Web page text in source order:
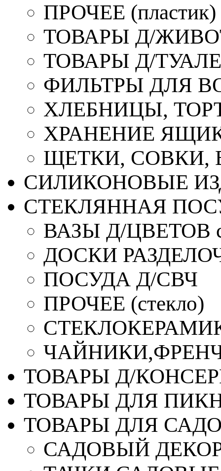
ПРОЧЕЕ (пластик)
ТОВАРЫ Д/
ТОВАРЫ Д/
ФИЛЬТРЫ ДЛЯ
ХЛЕБНИЦЫ,
ХРАНЕНИЕ
ЩЕТКИ, СОВКИ,
СИЛИКОНОВЫЕ
СТЕКЛЯННАЯ
ВАЗЫ Д/ЦВЕТОВ
ДОСКИ
ПОСУДА Д/СВЧ
ПРОЧЕЕ (стекло)
ТОВАРЫ Д/
ТОВАРЫ ДЛЯ
ТОВАРЫ ДЛЯ
САДОВЫЙ